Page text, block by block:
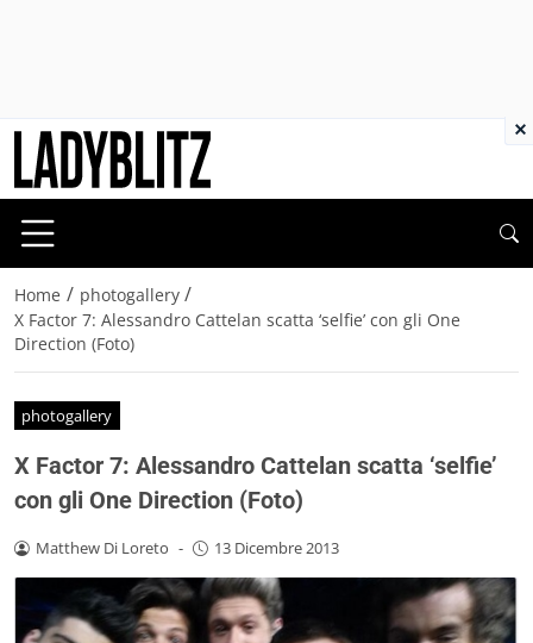
Home / photogallery /
X Factor 7: Alessandro Cattelan scatta ‘selfie’ con gli One
Direction (Foto)
photogallery
X Factor 7: Alessandro Cattelan scatta ‘selfie’
con gli One Direction (Foto)
Matthew Di Loreto - 13 Dicembre 2013
×